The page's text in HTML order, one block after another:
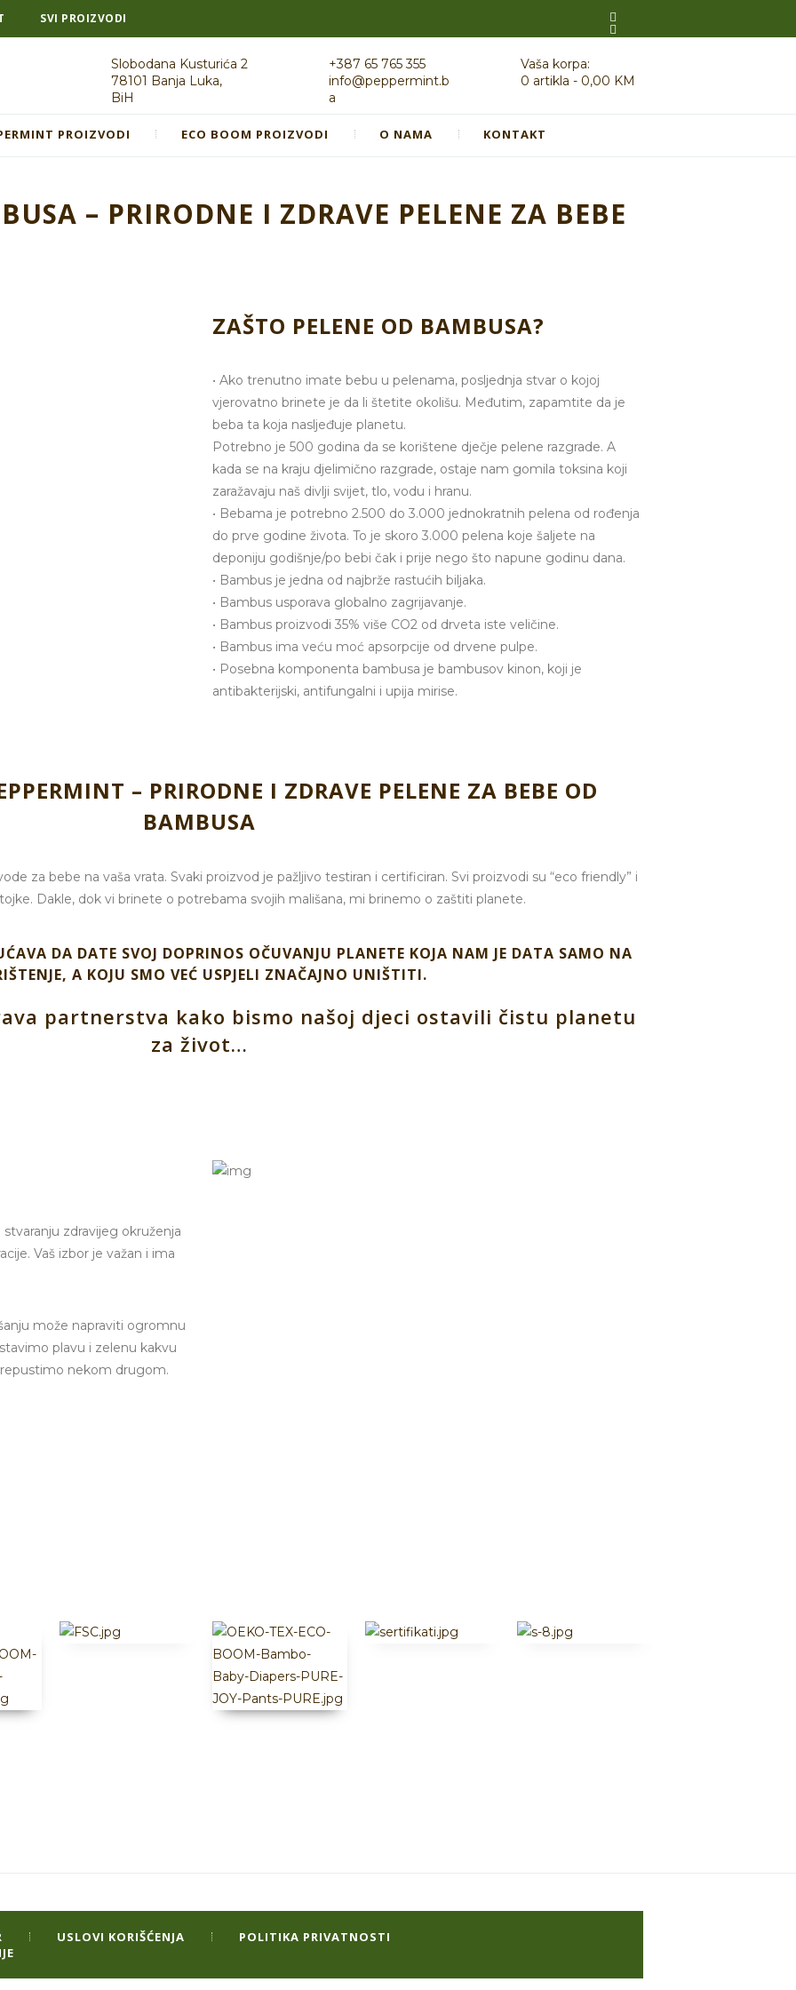
SVI PROIZVODI
Slobodana Kusturića 2
78101 Banja Luka,
BiH
+387 65 765 355
info@peppermint.b
a
Vaša korpa:
0 artikla - 0,00 KM
PROIZVODI ECO BOOM PROIZVODI O NAMA KONTAKT
– PRIRODNE I ZDRAVE PELENE ZA BEBE
ZAŠTO PELENE OD BAMBUSA?
• Ako trenutno imate bebu u pelenama, posljednja stvar o kojoj
vjerovatno brinete je da li štetite okolišu. Međutim, zapamtite da je
beba ta koja nasljeđuje planetu.
Potrebno je 500 godina da se korištene dječje pelene razgrade. A
kada se na kraju djelimično razgrade, ostaje nam gomila toksina koji
zaražavaju naš divlji svijet, tlo, vodu i hranu.
• Bebama je potrebno 2.500 do 3.000 jednokratnih pelena od rođenja
do prve godine života. To je skoro 3.000 pelena koje šaljete na
deponiju godišnje/po bebi čak i prije nego što napune godinu dana.
• Bambus je jedna od najbrže rastućih biljaka.
• Bambus usporava globalno zagrijavanje.
• Bambus proizvodi 35% više CO2 od drveta iste veličine.
• Bambus ima veću moć apsorpcije od drvene pulpe.
• Posebna komponenta bambusa je bambusov kinon, koji je
antibakterijski, antifungalni i upija mirise.
– PRIRODNE I ZDRAVE PELENE ZA BEBE OD
BAMBUSA
za bebe na vaša vrata. Svaki proizvod je pažljivo testiran i certificiran. Svi proizvodi su “eco friendly” i
Dakle, dok vi brinete o potrebama svojih mališana, mi brinemo o zaštiti planete.
DA DATE SVOJ DOPRINOS OČUVANJU PLANETE KOJA NAM JE DATA SAMO NA
A KOJU SMO VEĆ USPJELI ZNAČAJNO UNIŠTITI.
partnerstva kako bismo našoj djeci ostavili čistu planetu
za život…
zdravijeg okruženja
Vaš izbor je važan i ima
može napraviti ogromnu
plavu i zelenu kakvu
nekom drugom.
USLOVI KORIŠĆENJA
POLITIKA PRIVATNOSTI